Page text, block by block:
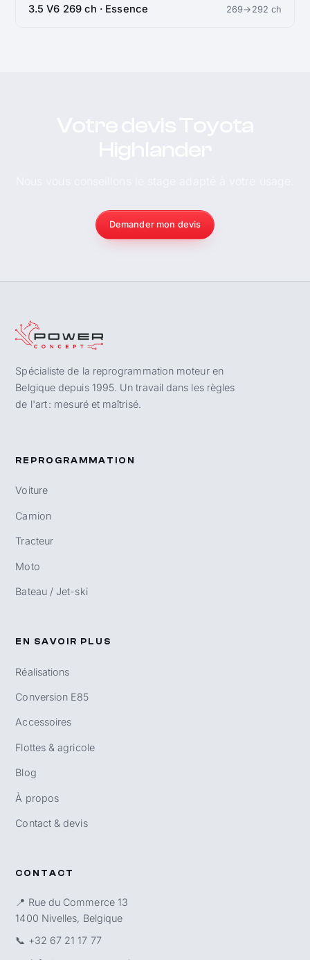
3.5 V6 269 ch · Essence 269→292 ch
Demander mon devis
Spécialiste de la reprogrammation moteur en
Belgique depuis 1995. Un travail dans les règles
de l'art : mesuré et maîtrisé.
REPROGRAMMATION
Voiture
Camion
Tracteur
Moto
Bateau / Jet-ski
EN SAVOIR PLUS
Réalisations
Conversion E85
Accessoires
Flottes & agricole
Blog
À propos
Contact & devis
CONTACT
📍 Rue du Commerce 13
1400 Nivelles, Belgique
📞 +32 67 21 17 77